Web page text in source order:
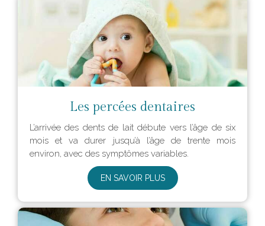
Les percées dentaires
L’arrivée des dents de lait débute vers l’âge de six
mois et va durer jusqu’à l’âge de trente mois
environ, avec des symptômes variables.
EN SAVOIR PLUS